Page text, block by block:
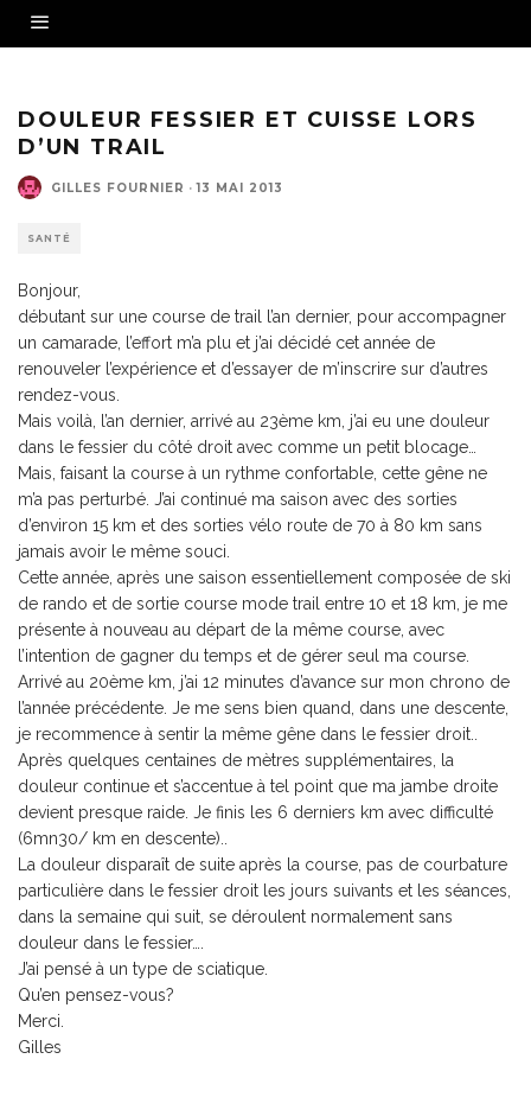
DOULEUR FESSIER ET CUISSE LORS
D’UN TRAIL
GILLES FOURNIER · 13 MAI 2013
SANTÉ
Bonjour,
débutant sur une course de trail l’an dernier, pour accompagner
un camarade, l’effort m’a plu et j’ai décidé cet année de
renouveler l’expérience et d’essayer de m’inscrire sur d’autres
rendez-vous.
Mais voilà, l’an dernier, arrivé au 23ème km, j’ai eu une douleur
dans le fessier du côté droit avec comme un petit blocage…
Mais, faisant la course à un rythme confortable, cette gêne ne
m’a pas perturbé. J’ai continué ma saison avec des sorties
d’environ 15 km et des sorties vélo route de 70 à 80 km sans
jamais avoir le même souci.
Cette année, après une saison essentiellement composée de ski
de rando et de sortie course mode trail entre 10 et 18 km, je me
présente à nouveau au départ de la même course, avec
l’intention de gagner du temps et de gérer seul ma course.
Arrivé au 20ème km, j’ai 12 minutes d’avance sur mon chrono de
l’année précédente. Je me sens bien quand, dans une descente,
je recommence à sentir la même gêne dans le fessier droit..
Après quelques centaines de mètres supplémentaires, la
douleur continue et s’accentue à tel point que ma jambe droite
devient presque raide. Je finis les 6 derniers km avec difficulté
(6mn30/ km en descente)..
La douleur disparaît de suite après la course, pas de courbature
particulière dans le fessier droit les jours suivants et les séances,
dans la semaine qui suit, se déroulent normalement sans
douleur dans le fessier….
J’ai pensé à un type de sciatique.
Qu’en pensez-vous?
Merci.
Gilles